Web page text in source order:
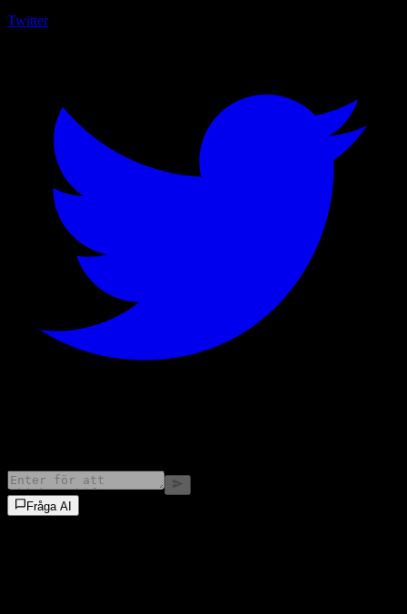
Twitter
Fråga AI